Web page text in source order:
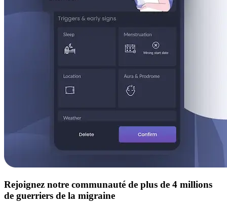
Rejoignez notre communauté de plus de 4 millions
de guerriers de la migraine